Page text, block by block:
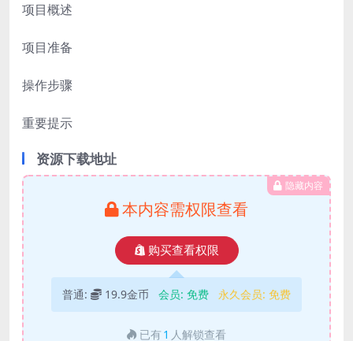
项目概述
项目准备
操作步骤
重要提示
资源下载地址
隐藏内容
本内容需权限查看
购买查看权限
普通: 19.9金币 会员: 免费 永久会员: 免费
已有 1 人解锁查看